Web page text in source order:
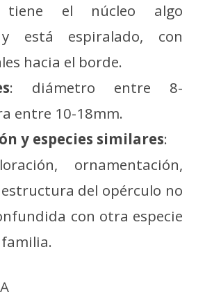
tiene el núcleo algo
está espiralado, con
hacia el borde.
: diámetro entre 8-
entre 10-18mm.
y especies similares:
ornamentación,
del opérculo no
con otra especie